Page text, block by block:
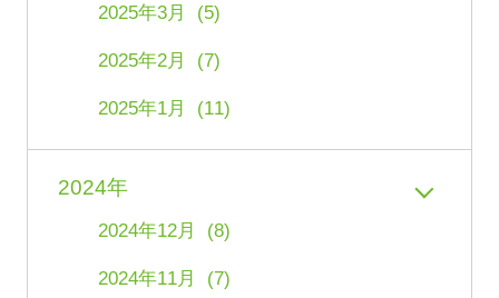
2025年3月 (5)
2025年2月 (7)
2025年1月 (11)
2024年
2024年12月 (8)
2024年11月 (7)